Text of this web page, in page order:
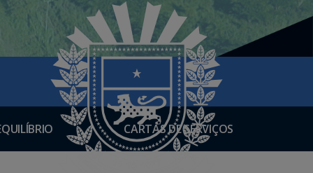
CARTAS DE SERVIÇOS